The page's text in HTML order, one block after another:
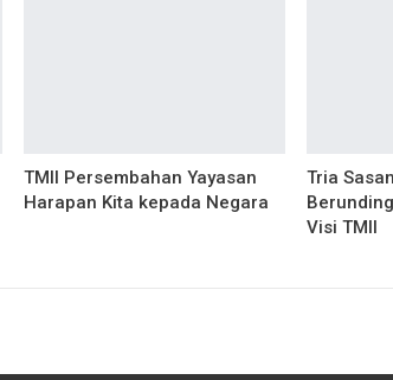
TMII Persembahan Yayasan
Harapan Kita kepada Negara
Tria
Visi TMII